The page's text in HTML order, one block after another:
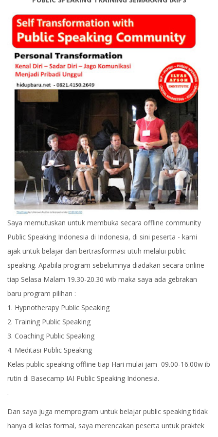
Saya memutuskan untuk membuka secara offline community
Public Speaking Indonesia di Indonesia, di sini peserta - kami
ajak untuk belajar dan bertrasformasi utuh melalui public
speaking. Apabila program sebelumnya diadakan secara online
tiap Selasa Malam 19.30-20.30 wib maka saya ada gebrakan
baru program pilihan :
1. Hypnotherapy Public Speaking
2. Training Public Speaking
3. Coaching Public Speaking
4. Meditasi Public Speaking
Kelas public speaking offline tiap Hari mulai jam 09.00-16.00w ib
rutin di Basecamp IAI Public Speaking Indonesia.
.
Dan saya juga memprogram untuk belajar public speaking tidak
hanya di kelas formal, saya merencakan peserta untuk praktek